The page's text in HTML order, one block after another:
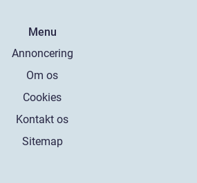
Menu
Annoncering
Om os
Cookies
Kontakt os
Sitemap